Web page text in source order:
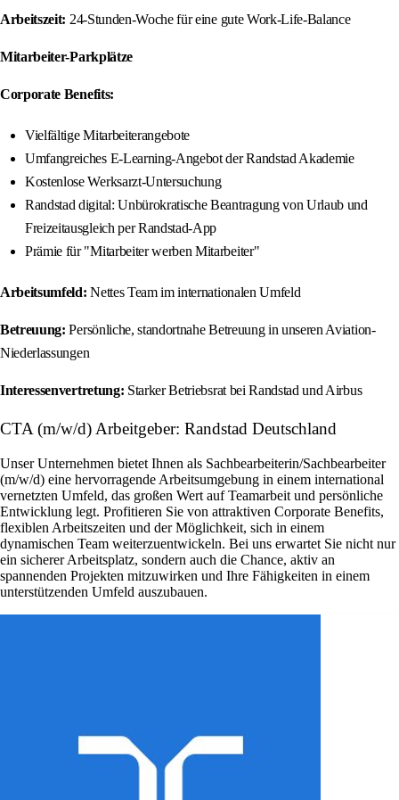
Arbeitszeit: 24-Stunden-Woche für eine gute Work-Life-Balance
Mitarbeiter-Parkplätze
Corporate Benefits:
Vielfältige Mitarbeiterangebote
Umfangreiches E-Learning-Angebot der Randstad Akademie
Kostenlose Werksarzt-Untersuchung
Randstad digital: Unbürokratische Beantragung von Urlaub und
Freizeitausgleich per Randstad-App
Prämie für "Mitarbeiter werben Mitarbeiter"
Arbeitsumfeld: Nettes Team im internationalen Umfeld
Betreuung: Persönliche, standortnahe Betreuung in unseren Aviation-
Niederlassungen
Interessenvertretung: Starker Betriebsrat bei Randstad und Airbus
CTA (m/w/d) Arbeitgeber: Randstad Deutschland
Unser Unternehmen bietet Ihnen als Sachbearbeiterin/Sachbearbeiter
(m/w/d) eine hervorragende Arbeitsumgebung in einem international
vernetzten Umfeld, das großen Wert auf Teamarbeit und persönliche
Entwicklung legt. Profitieren Sie von attraktiven Corporate Benefits,
flexiblen Arbeitszeiten und der Möglichkeit, sich in einem
dynamischen Team weiterzuentwickeln. Bei uns erwartet Sie nicht nur
ein sicherer Arbeitsplatz, sondern auch die Chance, aktiv an
spannenden Projekten mitzuwirken und Ihre Fähigkeiten in einem
unterstützenden Umfeld auszubauen.